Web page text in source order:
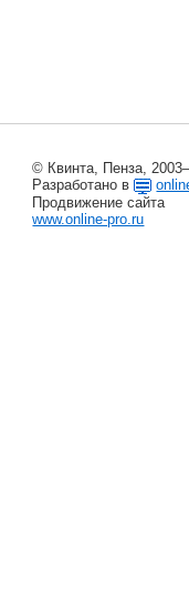
© Квинта, Пенза,
Разработано в
Продвижение сайта
www.online-pro.ru